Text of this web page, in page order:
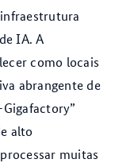
IA. A
como locais
abrangente de
alto
muitas